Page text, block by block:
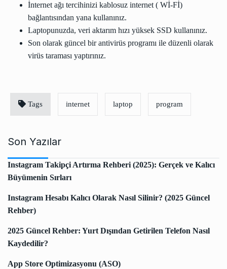
İnternet ağı tercihinizi kablosuz internet ( Wİ-Fİ)
bağlantısından yana kullanınız.
Laptopunuzda, veri aktarım hızı yüksek SSD kullanınız.
Son olarak güncel bir antivirüs programı ile düzenli olarak
virüs taraması yaptırınız.
Tags internet laptop program
Son Yazılar
Instagram Takipçi Artırma Rehberi (2025): Gerçek ve Kalıcı
Büyümenin Sırları
Instagram Hesabı Kalıcı Olarak Nasıl Silinir? (2025 Güncel
Rehber)
2025 Güncel Rehber: Yurt Dışından Getirilen Telefon Nasıl
Kaydedilir?
App Store Optimizasyonu (ASO)